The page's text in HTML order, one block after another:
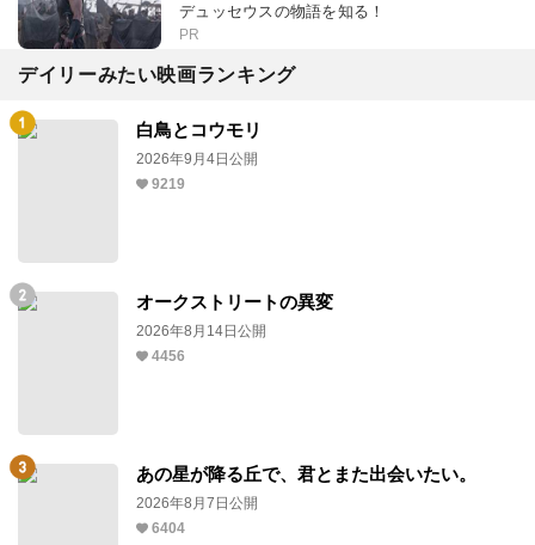
デュッセウスの物語を知る！
PR
デイリーみたい映画ランキング
白鳥とコウモリ
2026年9月4日公開
9219
オークストリートの異変
2026年8月14日公開
4456
あの星が降る丘で、君とまた出会いたい。
2026年8月7日公開
6404